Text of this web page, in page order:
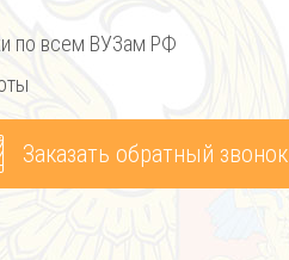
по всем ВУЗам РФ
Заказать обратный звонок